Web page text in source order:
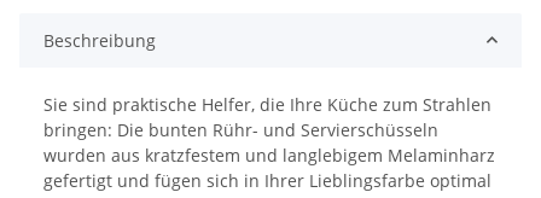
Beschreibung
Sie sind praktische Helfer, die Ihre Küche zum Strahlen
bringen: Die bunten Rühr- und Servierschüsseln
wurden aus kratzfestem und langlebigem Melaminharz
gefertigt und fügen sich in Ihrer Lieblingsfarbe optimal